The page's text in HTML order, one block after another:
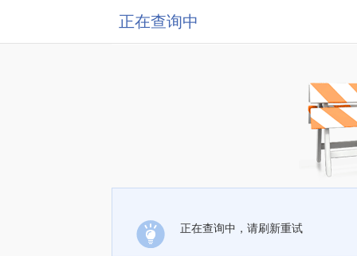
正在查询中
正在查询中，请刷新重试